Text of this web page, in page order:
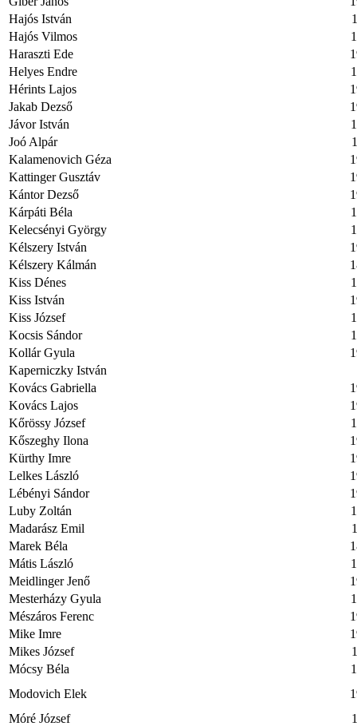
Hajós István
Hajós Vilmos
Haraszti Ede
Helyes Endre
Hérints Lajos
Jakab Dezső
Jávor István
Joó Alpár
Kalamenovich Géza
Kattinger Gusztáv
Kántor Dezső
Kárpáti Béla
Kelecsényi György
Kélszery István
Kélszery Kálmán
Kiss Dénes
Kiss István
Kiss József
Kocsis Sándor
Kollár Gyula
Kaperniczky István
Kovács Gabriella
Kovács Lajos
Kőrössy József
Kőszeghy Ilona
Kürthy Imre
Lelkes László
Lébényi Sándor
Luby Zoltán
Madarász Emil
Marek Béla
Mátis László
Meidlinger Jenő
Mesterházy Gyula
Mészáros Ferenc
Mike Imre
Mikes József
Mócsy Béla
Modovich Elek
Móré József